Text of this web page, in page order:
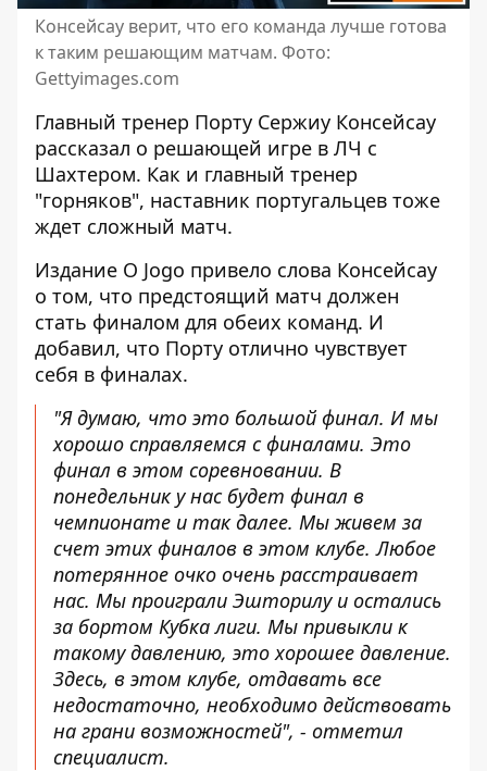
Консейсау верит, что его команда лучше готова
к таким решающим матчам. Фото:
Gettyimages.com
Главный тренер Порту Сержиу Консейсау
рассказал о решающей игре в ЛЧ с
Шахтером. Как и главный тренер
"горняков", наставник португальцев тоже
ждет сложный матч.
Издание O Jogo привело слова Консейсау
о том, что предстоящий матч должен
стать финалом для обеих команд. И
добавил, что Порту отлично чувствует
себя в финалах.
"Я думаю, что это большой финал. И мы
хорошо справляемся с финалами. Это
финал в этом соревновании. В
понедельник у нас будет финал в
чемпионате и так далее. Мы живем за
счет этих финалов в этом клубе. Любое
потерянное очко очень расстраивает
нас. Мы проиграли Эшторилу и остались
за бортом Кубка лиги. Мы привыкли к
такому давлению, это хорошее давление.
Здесь, в этом клубе, отдавать все
недостаточно, необходимо действовать
на грани возможностей", - отметил
специалист.